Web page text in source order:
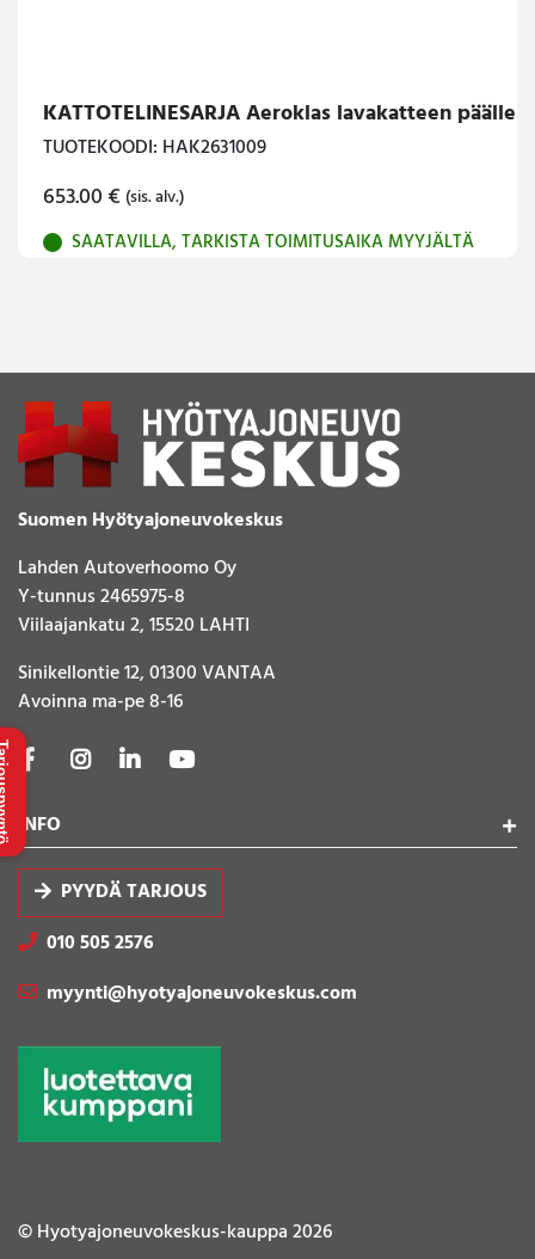
KATTOTELINESARJA Aeroklas lavakatteen päälle
TUOTEKOODI: HAK2631009
653.00€ (sis. alv.)
SAATAVILLA, TARKISTA TOIMITUSAIKA MYYJÄLTÄ
Suomen Hyötyajoneuvokeskus
Lahden Autoverhoomo Oy
Y-tunnus 2465975-8
Viilaajankatu 2, 15520 LAHTI
Sinikellontie 12, 01300 VANTAA
Avoinna ma-pe 8-16
INFO
PYYDÄ TARJOUS
010 505 2576
myynti@hyotyajoneuvokeskus.com
© Hyotyajoneuvokeskus-kauppa 2026